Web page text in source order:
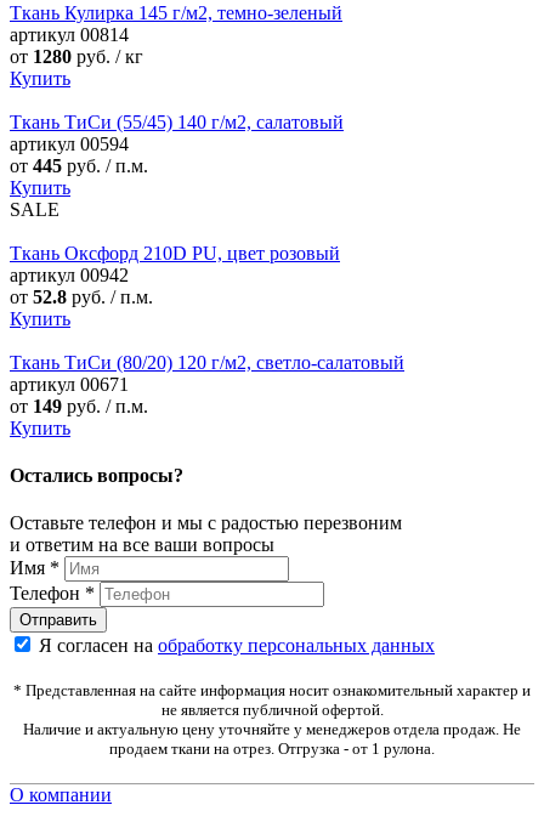
Ткань Кулирка 145 г/м2, темно-зеленый
артикул 00814
от 1280 руб. / кг
Купить
Ткань ТиСи (55/45) 140 г/м2, салатовый
артикул 00594
от 445 руб. / п.м.
Купить
SALE
Ткань Оксфорд 210D PU, цвет розовый
артикул 00942
от 52.8 руб. / п.м.
Купить
Ткань ТиСи (80/20) 120 г/м2, светло-салатовый
артикул 00671
от 149 руб. / п.м.
Купить
Остались вопросы?
Оставьте телефон и мы с радостью перезвоним
и ответим на все ваши вопросы
Имя *
Телефон *
Я согласен на обработку персональных данных
* Представленная на сайте информация носит ознакомительный характер и
не является публичной офертой.
Наличие и актуальную цену уточняйте у менеджеров отдела продаж. Не
продаем ткани на отрез. Отгрузка - от 1 рулона.
О компании